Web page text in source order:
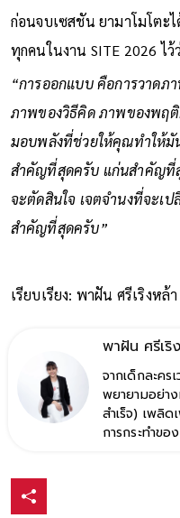
ออกแบบอนาคต ที่อยากให้เกิ
ก่อนจบเซสชัน ยามาโมโตะไ
ทุกคนในงาน SITE 2026 ไว้ว่า
“การออกแบบ คือการวาดภ
ภาพของวิธีคิด ภาพของพฤติ
มอบพลังที่ช่วยให้คุณทำให้มั
สำคัญที่สุดครับ แก่นสำคัญที่สุ
จะตัดสินใจ เจตจำนงที่จะเ
พาฝัน ศรีเริ
จากเด็กละคร
พยายามอย่าง
สำเร็จ) เพลิด